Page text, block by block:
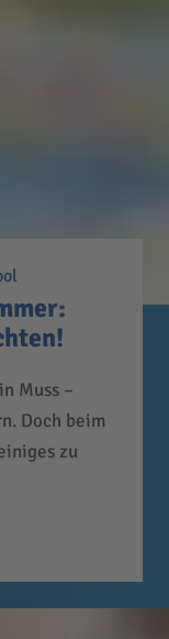
Muss –
Doch beim
zu